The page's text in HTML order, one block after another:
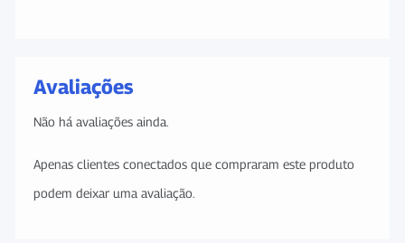
Avaliações
Não há avaliações ainda.
Apenas clientes conectados que compraram este produto
podem deixar uma avaliação.